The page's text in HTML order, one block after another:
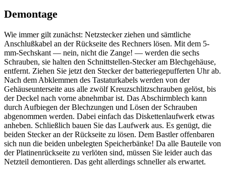
Demontage
Wie immer gilt zunächst: Netzstecker ziehen und sämtliche
Anschlußkabel an der Rückseite des Rechners lösen. Mit dem 5-
mm-Sechskant — nein, nicht die Zange! — werden die sechs
Schrauben, sie halten den Schnittstellen-Stecker am Blechgehäuse,
entfernt. Ziehen Sie jetzt den Stecker der batteriegepufferten Uhr ab.
Nach dem Abklemmen des Tastaturkabels werden von der
Gehäuseunterseite aus alle zwölf Kreuzschlitzschrauben gelöst, bis
der Deckel nach vorne abnehmbar ist. Das Abschirmblech kann
durch Aufbiegen der Blechzungen und Lösen der Schrauben
abgenommen werden. Dabei einfach das Diskettenlaufwerk etwas
anheben. Schließlich bauen Sie das Laufwerk aus. Es genügt, die
beiden Stecker an der Rückseite zu lösen. Dem Bastler offenbaren
sich nun die beiden unbelegten Speicherbänke! Da alle Bauteile von
der Platinenrückseite zu verlöten sind, müssen Sie leider auch das
Netzteil demontieren. Das geht allerdings schneller als erwartet.